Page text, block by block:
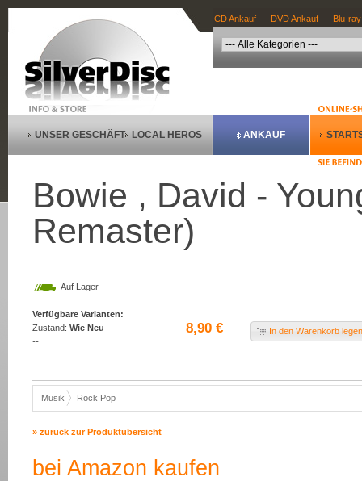
CD Ankauf DVD Ankauf Blu-
UNSER GESCHÄFT LOCAL HEROS ANKAUF
Bowie , David -
Remaster)
Auf Lager
Verfügbare Varianten:
Zustand: Wie Neu
--
8,90 € In den Warenkorb
Musik Rock Pop
» zurück zur Produktübersicht
bei Amazon kaufen